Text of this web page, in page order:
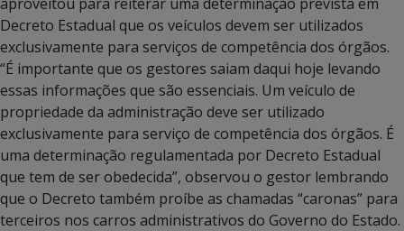
Decreto Estadual que os veículos devem ser utilizados
exclusivamente para serviços de competência dos órgãos.
“É importante que os gestores saiam daqui hoje levando
essas informações que são essenciais. Um veículo de
propriedade da administração deve ser utilizado
exclusivamente para serviço de competência dos órgãos. É
uma determinação regulamentada por Decreto Estadual
que tem de ser obedecida”, observou o gestor lembrando
que o Decreto também proíbe as chamadas “caronas” para
terceiros nos carros administrativos do Governo do Estado.